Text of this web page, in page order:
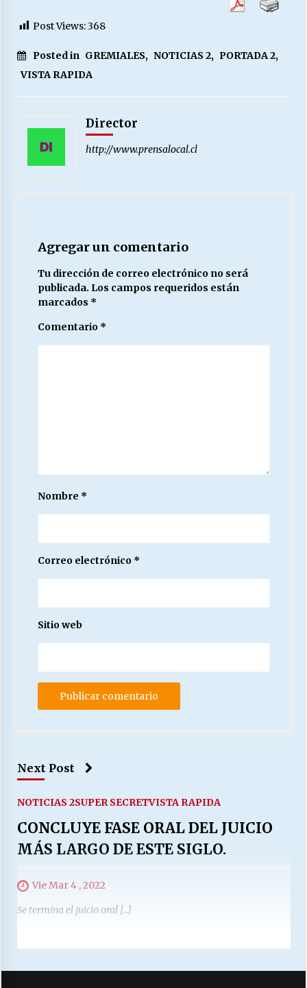
Post Views:368
Posted in GREMIALES, NOTICIAS 2, PORTADA 2,
VISTA RAPIDA
Director
http://www.prensalocal.cl
Agregar un comentario
Tu dirección de correo electrónico no será
publicada. Los campos requeridos están
marcados *
Comentario *
Nombre *
Correo electrónico *
Sitio web
Next Post
NOTICIAS 2SUPER SECRETVISTA RAPIDA
CONCLUYE FASE ORAL DEL JUICIO
MÁS LARGO DE ESTE SIGLO.
Vie Mar 4 , 2022
Se termina el juicio oral […]